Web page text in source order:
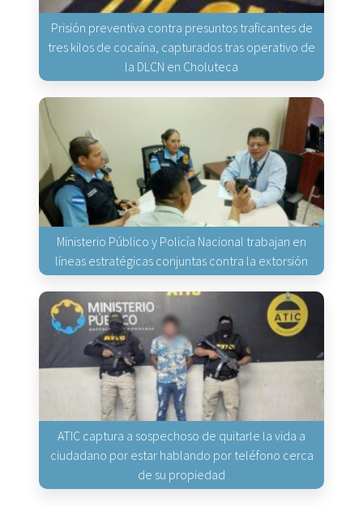
Prisión preventiva contra presuntos traficantes de
tres kilos de cocaína, capturados tras operativo de
la DLCN en Choluteca
Ministerio Público y Policía Nacional trabajan en
líneas estratégicas conjuntas contra la extorsión
ATIC captura a sospechoso de quitarle la vida a
ciudadano por estar hablando por teléfono cerca
de su propiedad